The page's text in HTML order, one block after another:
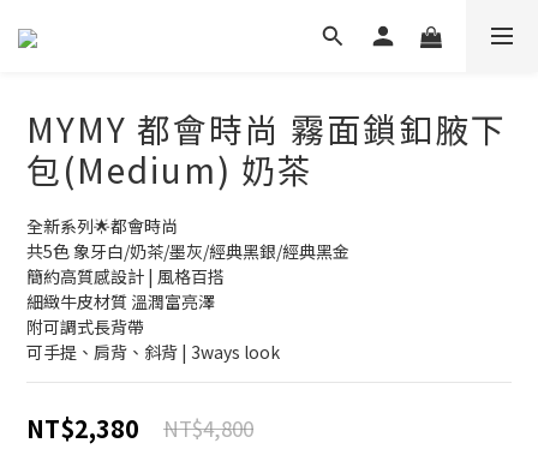
MYMY 都會時尚 霧面鎖釦腋下
包(Medium) 奶茶
全新系列🌟都會時尚
共5色 象牙白/奶茶/墨灰/經典黑銀/經典黑金
簡約高質感設計 | 風格百搭
細緻牛皮材質 溫潤富亮澤
附可調式長背帶
可手提、肩背、斜背 | 3ways look
NT$2,380 NT$4,800